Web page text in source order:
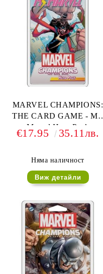
MARVEL CHAMPIONS:
THE CARD GAME - Ms.
Marvel Hero Pack
€17.95 35.11лв.
Няма наличност
Виж детайли